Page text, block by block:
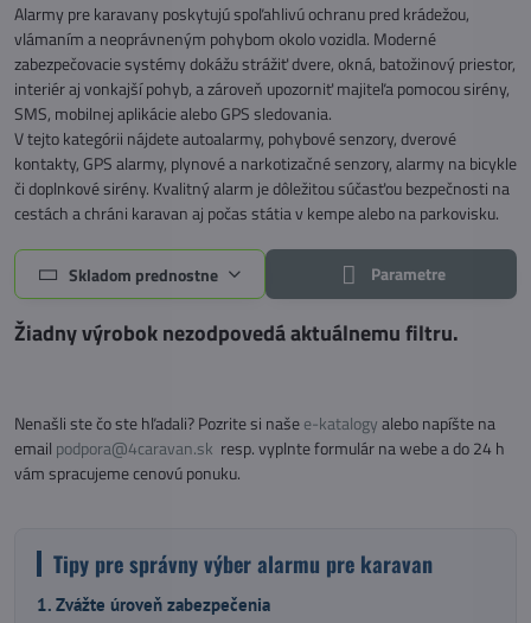
Alarmy pre karavany poskytujú spoľahlivú ochranu pred krádežou,
vlámaním a neoprávneným pohybom okolo vozidla. Moderné
zabezpečovacie systémy dokážu strážiť dvere, okná, batožinový priestor,
interiér aj vonkajší pohyb, a zároveň upozorniť majiteľa pomocou sirény,
SMS, mobilnej aplikácie alebo GPS sledovania.
V tejto kategórii nájdete autoalarmy, pohybové senzory, dverové
kontakty, GPS alarmy, plynové a narkotizačné senzory, alarmy na bicykle
či doplnkové sirény. Kvalitný alarm je dôležitou súčasťou bezpečnosti na
cestách a chráni karavan aj počas státia v kempe alebo na parkovisku.
Skladom prednostne Parametre
Nenašli ste čo ste hľadali? Pozrite si našee-katalogyalebo napíšte na
email podpora@4caravan.sk resp. vyplnte formulár na webe a do 24 h
vám spracujeme cenovú ponuku.
Tipy pre správny výber alarmu pre karavan
1. Zvážte úroveň zabezpečenia